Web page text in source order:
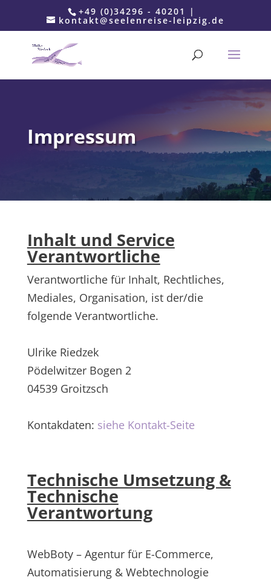
+49 (0)34296 - 40201 |
kontakt@seelenreise-leipzig.de
Impressum
Inhalt und Service
Verantwortliche
Verantwortliche für Inhalt, Rechtliches,
Mediales, Organisation, ist der/die
folgende Verantwortliche.
Ulrike Riedzek
Pödelwitzer Bogen 2
04539 Groitzsch
Kontakdaten: siehe Kontakt-Seite
Technische Umsetzung &
Technische
Verantwortung
WebBoty – Agentur für E-Commerce,
Automatisierung & Webtechnologie